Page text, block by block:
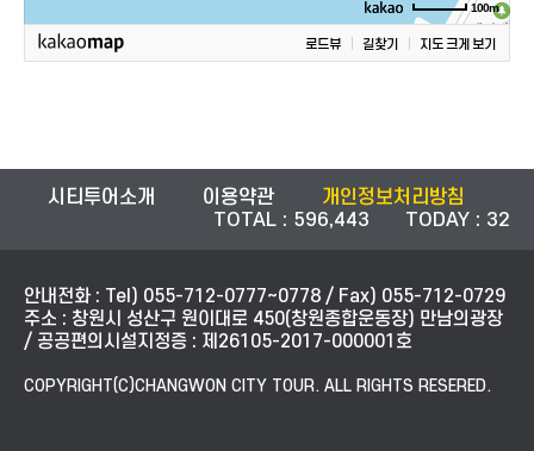
100m
로드뷰 길찾기 지도 크게 보기
시티투어소개 이용약관
개인정보처리방침
TOTAL : 596,443 TODAY : 32
안내전화 : Tel) 055-712-0777~0778 / Fax) 055-712-0729
주소 : 창원시 성산구 원이대로 450(창원종합운동장) 만남의광장
/ 공공편의시설지정증 : 제26105-2017-000001호
COPYRIGHT(C)CHANGWON CITY TOUR. ALL RIGHTS RESERED.